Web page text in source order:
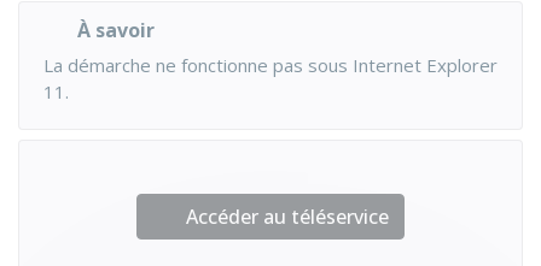
À savoir
La démarche ne fonctionne pas sous Internet Explorer
11.
Accéder au téléservice